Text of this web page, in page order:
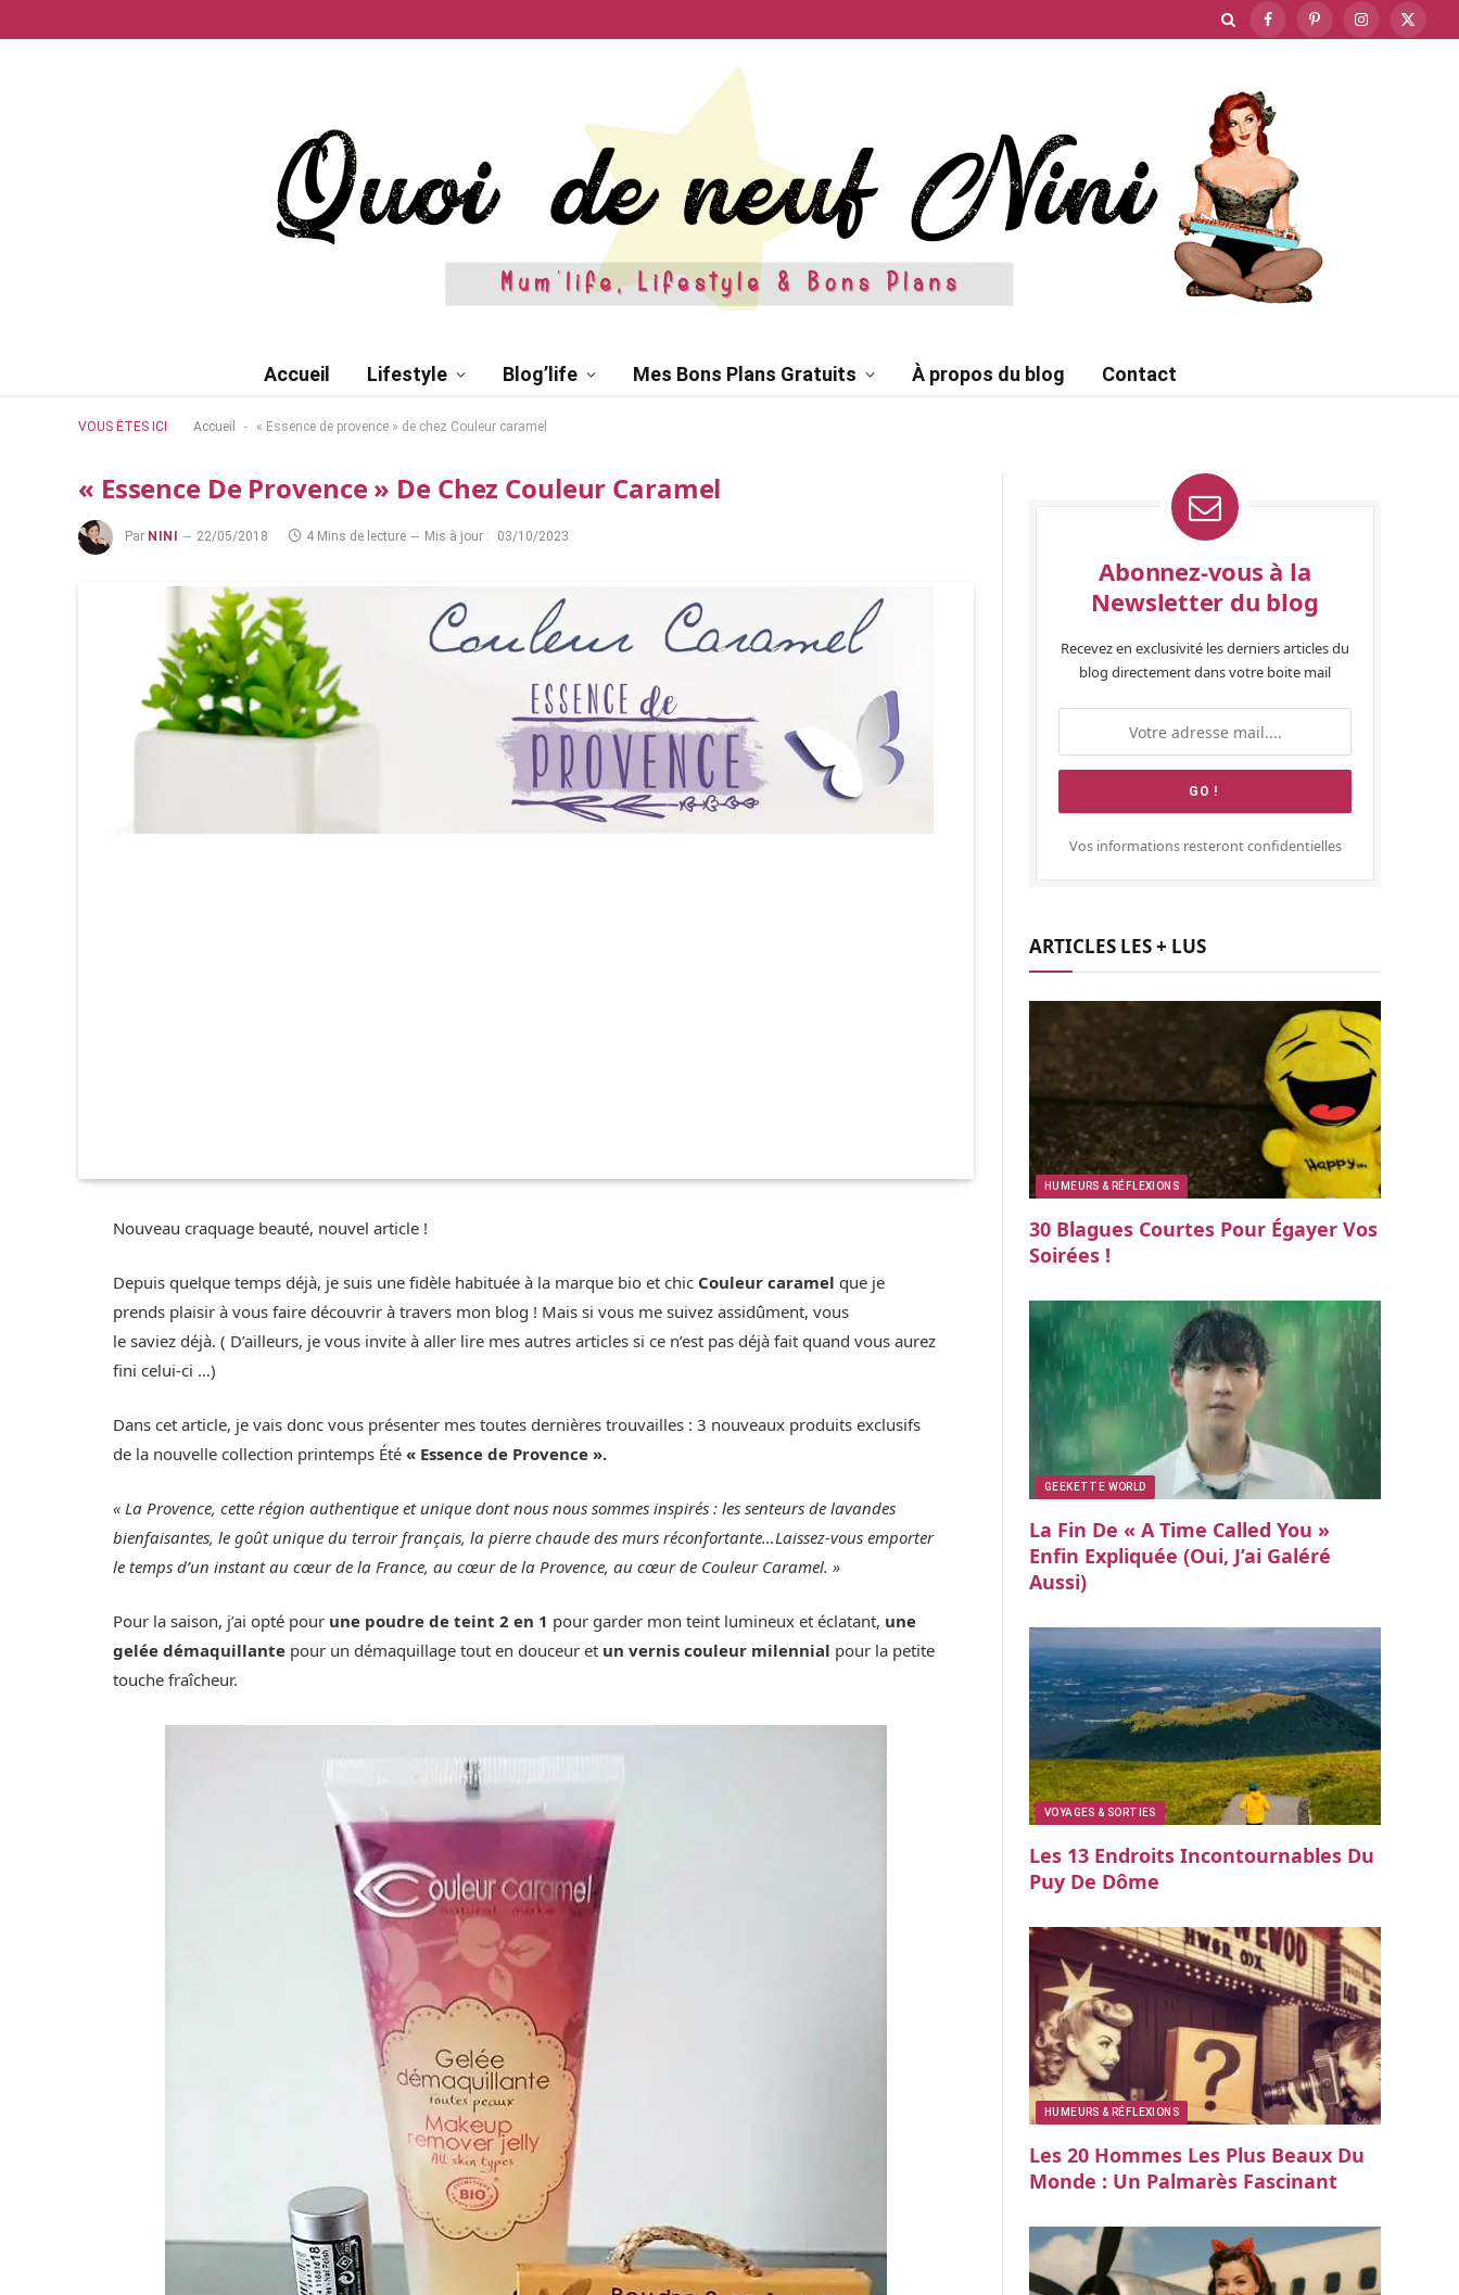
FacebookPinterestInstagram
X
Accueil Lifestyle Blog’life Mes Bons Plans Gratuits À propos du blog Contact
VOUS ÊTES ICI Accueil - « Essence de provence » de chez Couleur caramel
« Essence De Provence » De Chez Couleur Caramel
Par NINI 22/05/2018 4 Mins de lecture Mis à jour : 03/10/2023
Nouveau craquage beauté, nouvel article !
Depuis quelque temps déjà, je suis une fidèle habituée à la marque bio et chic Couleur caramel que je
prends plaisir à vous faire découvrir à travers mon blog ! Mais si vous me suivez assidûment, vous
le saviez déjà. ( D’ailleurs, je vous invite à aller lire mes autres articles si ce n’est pas déjà fait quand vous aurez
fini celui-ci …)
Dans cet article, je vais donc vous présenter mes toutes dernières trouvailles : 3 nouveaux produits exclusifs
de la nouvelle collection printemps Été« Essence de Provence ».
« La Provence, cette région authentique et unique dont nous nous sommes inspirés : les senteurs de lavandes
bienfaisantes, le goût unique du terroir français, la pierre chaude des murs réconfortante…Laissez-vous emporter
le temps d’un instant au cœur de la France, au cœur de la Provence, au cœur de Couleur Caramel. »
Pour la saison, j’ai opté pour une poudre de teint 2 en 1 pour garder mon teint lumineux et éclatant, une
gelée démaquillante pour un démaquillage tout en douceur et un vernis couleur milennial pour la petite
touche fraîcheur.
Abonnez-vous à la
Newsletter du blog
Recevez en exclusivité les derniers articles du
blog directement dans votre boite mail
Vos informations resteront confidentielles
ARTICLES LES + LUS
HUMEURS & RÉFLEXIONS
30 Blagues Courtes Pour Égayer Vos
Soirées !
GEEKETTE WORLD
La Fin De « A Time Called You »
Enfin Expliquée (oui, J’ai Galéré
Aussi)
VOYAGES & SORTIES
Les 13 Endroits Incontournables Du
Puy De Dôme
HUMEURS & RÉFLEXIONS
Les 20 Hommes Les Plus Beaux Du
Monde : Un Palmarès Fascinant